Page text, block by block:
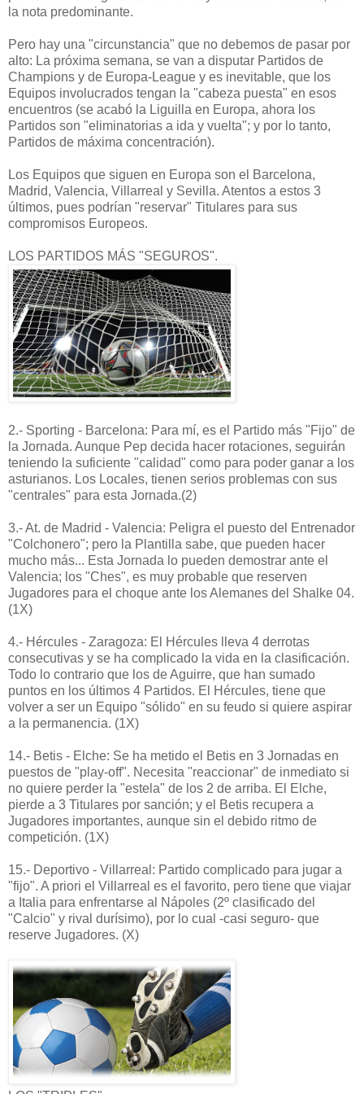
la nota predominante.
Pero hay una "circunstancia" que no debemos de pasar por
alto: La próxima semana, se van a disputar Partidos de
Champions y de Europa-League y es inevitable, que los
Equipos involucrados tengan la "cabeza puesta" en esos
encuentros (se acabó la Liguilla en Europa, ahora los
Partidos son "eliminatorias a ida y vuelta"; y por lo tanto,
Partidos de máxima concentración).
Los Equipos que siguen en Europa son el Barcelona,
Madrid, Valencia, Villarreal y Sevilla. Atentos a estos 3
últimos, pues podrían "reservar" Titulares para sus
compromisos Europeos.
LOS PARTIDOS MÁS "SEGUROS".
2.- Sporting - Barcelona: Para mí, es el Partido más "Fijo" de
la Jornada. Aunque Pep decida hacer rotaciones, seguirán
teniendo la suficiente "calidad" como para poder ganar a los
asturianos. Los Locales, tienen serios problemas con sus
"centrales" para esta Jornada.(2)
3.- At. de Madrid - Valencia: Peligra el puesto del Entrenador
"Colchonero"; pero la Plantilla sabe, que pueden hacer
mucho más... Esta Jornada lo pueden demostrar ante el
Valencia; los "Ches", es muy probable que reserven
Jugadores para el choque ante los Alemanes del Shalke 04.
(1X)
4.- Hércules - Zaragoza: El Hércules lleva 4 derrotas
consecutivas y se ha complicado la vida en la clasificación.
Todo lo contrario que los de Aguirre, que han sumado
puntos en los últimos 4 Partidos. El Hércules, tiene que
volver a ser un Equipo "sólido" en su feudo si quiere aspirar
a la permanencia. (1X)
14.- Betis - Elche: Se ha metido el Betis en 3 Jornadas en
puestos de "play-off". Necesita "reaccionar" de inmediato si
no quiere perder la "estela" de los 2 de arriba. El Elche,
pierde a 3 Titulares por sanción; y el Betis recupera a
Jugadores importantes, aunque sin el debido ritmo de
competición. (1X)
15.- Deportivo - Villarreal: Partido complicado para jugar a
"fijo". A priori el Villarreal es el favorito, pero tiene que viajar
a Italia para enfrentarse al Nápoles (2º clasificado del
"Calcio" y rival durísimo), por lo cual -casi seguro- que
reserve Jugadores. (X)